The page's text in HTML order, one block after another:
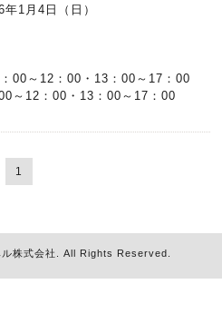
1月4日（日）
00～12：00・13：00～17：00
～12：00・13：00～17：00
1
株式会社 . All Rights Reserved.